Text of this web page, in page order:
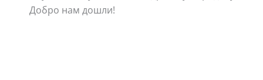
Добро нам дошли!